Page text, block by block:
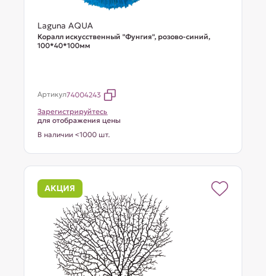
Laguna AQUA
Коралл искусственный "Фунгия", розово-синий,
100*40*100мм
Артикул74004243
Зарегистрируйтесь
для отображения цены
В наличии <1000 шт.
АКЦИЯ